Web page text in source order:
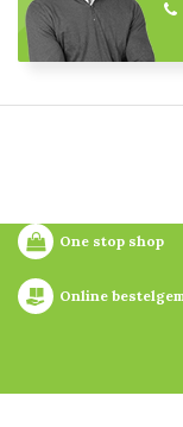
One stop shop
Online